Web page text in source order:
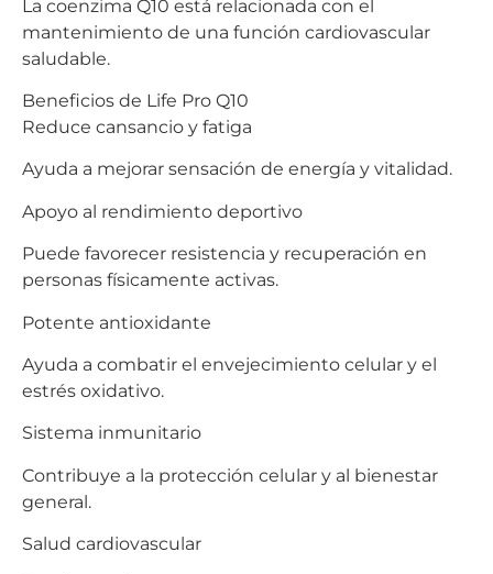
La coenzima Q10 está relacionada con el
mantenimiento de una función cardiovascular
saludable.
Beneficios de Life Pro Q10
Reduce cansancio y fatiga
Ayuda a mejorar sensación de energía y vitalidad.
Apoyo al rendimiento deportivo
Puede favorecer resistencia y recuperación en
personas físicamente activas.
Potente antioxidante
Ayuda a combatir el envejecimiento celular y el
estrés oxidativo.
Sistema inmunitario
Contribuye a la protección celular y al bienestar
general.
Salud cardiovascular